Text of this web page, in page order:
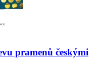
pramenů českými